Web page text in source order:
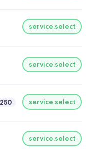
service.select
service.select
service.select
service.select